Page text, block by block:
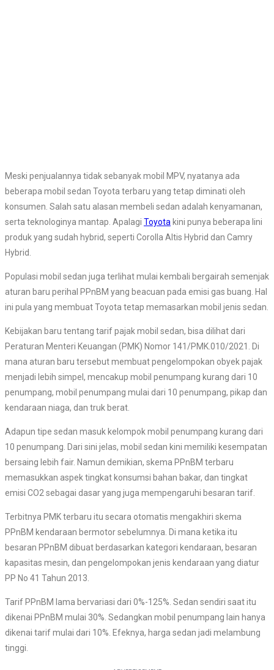
Meski penjualannya tidak sebanyak mobil MPV, nyatanya ada
beberapa mobil sedan Toyota terbaru yang tetap diminati oleh
konsumen. Salah satu alasan membeli sedan adalah kenyamanan,
serta teknologinya mantap. Apalagi Toyota kini punya beberapa lini
produk yang sudah hybrid, seperti Corolla Altis Hybrid dan Camry
Hybrid.
Populasi mobil sedan juga terlihat mulai kembali bergairah semenjak
aturan baru perihal PPnBM yang beacuan pada emisi gas buang. Hal
ini pula yang membuat Toyota tetap memasarkan mobil jenis sedan.
Kebijakan baru tentang tarif pajak mobil sedan, bisa dilihat dari
Peraturan Menteri Keuangan (PMK) Nomor 141/PMK.010/2021. Di
mana aturan baru tersebut membuat pengelompokan obyek pajak
menjadi lebih simpel, mencakup mobil penumpang kurang dari 10
penumpang, mobil penumpang mulai dari 10 penumpang, pikap dan
kendaraan niaga, dan truk berat.
Adapun tipe sedan masuk kelompok mobil penumpang kurang dari
10 penumpang. Dari sini jelas, mobil sedan kini memiliki kesempatan
bersaing lebih fair. Namun demikian, skema PPnBM terbaru
memasukkan aspek tingkat konsumsi bahan bakar, dan tingkat
emisi CO2 sebagai dasar yang juga mempengaruhi besaran tarif.
Terbitnya PMK terbaru itu secara otomatis mengakhiri skema
PPnBM kendaraan bermotor sebelumnya. Di mana ketika itu
besaran PPnBM dibuat berdasarkan kategori kendaraan, besaran
kapasitas mesin, dan pengelompokan jenis kendaraan yang diatur
PP No 41 Tahun 2013.
Tarif PPnBM lama bervariasi dari 0%-125%. Sedan sendiri saat itu
dikenai PPnBM mulai 30%. Sedangkan mobil penumpang lain hanya
dikenai tarif mulai dari 10%. Efeknya, harga sedan jadi melambung
tinggi.